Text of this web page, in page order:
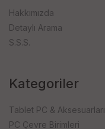
Hakkımızda
Detaylı Arama
S.S.S.
Kategoriler
Tablet PC & Aksesuarları
PC Çevre Birimleri